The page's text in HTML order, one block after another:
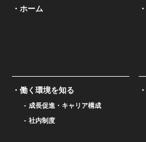
ホーム
働く環境を知る
成長促進・キャリア構成
社内制度